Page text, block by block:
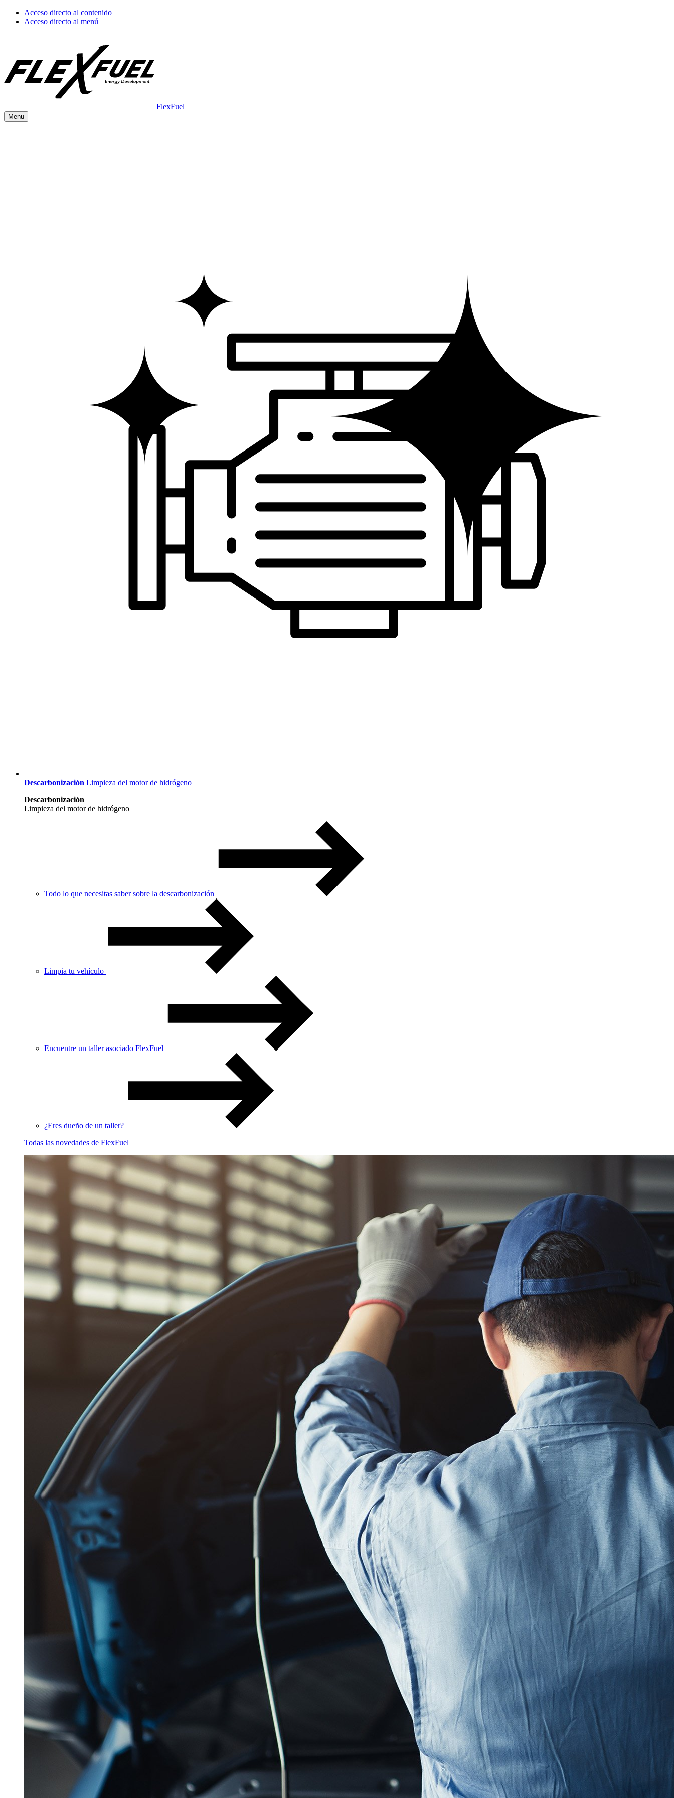
Acceso directo al contenido
Acceso directo al menú
FlexFuel
Menu
Descarbonización Limpieza del motor de hidrógeno
Descarbonización
Limpieza del motor de hidrógeno
Todo lo que necesitas saber sobre la descarbonización
Limpia tu vehículo
Encuentre un taller asociado FlexFuel
¿Eres dueño de un taller?
Todas las novedades de FlexFuel